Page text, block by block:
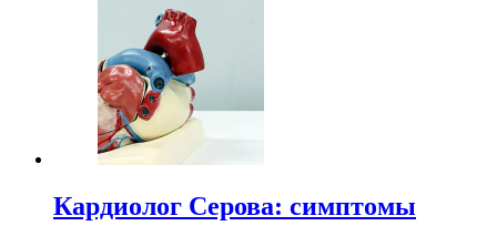
Кардиолог Серова: симптомы